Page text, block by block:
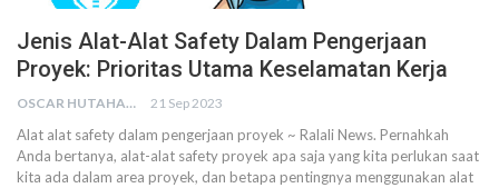
Jenis Alat-Alat Safety Dalam Pengerjaan
Proyek: Prioritas Utama Keselamatan Kerja
OSCAR HUTAHAEAN 21 Sep 2023
Alat alat safety dalam pengerjaan proyek ~ Ralali News. Pernahkah
Anda bertanya, alat-alat safety proyek apa saja yang kita perlukan saat
kita ada dalam area proyek, dan betapa pentingnya menggunakan alat